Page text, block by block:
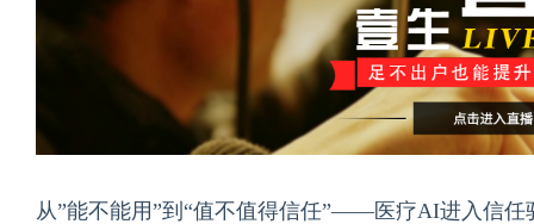
从”能不能用”到“值不值得信任”——医疗AI进入信任